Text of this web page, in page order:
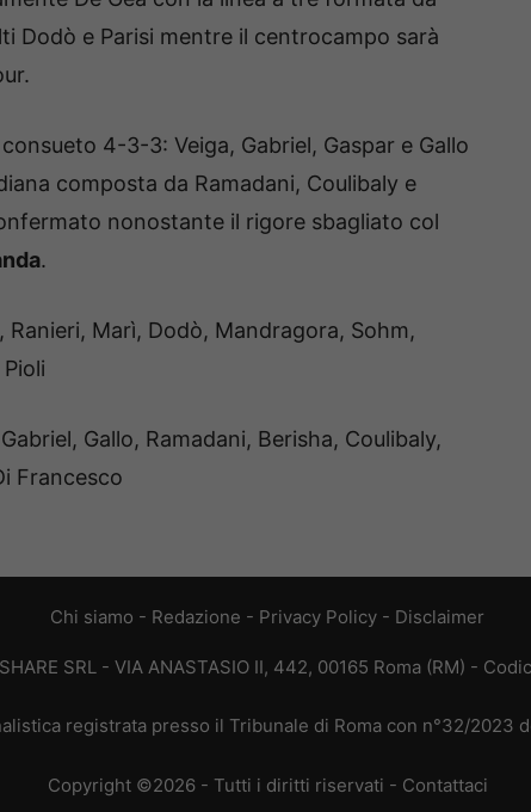
Dodò e Parisi mentre il centrocampo sarà
4-3-3: Veiga, Gabriel, Gaspar e Gallo
composta da Ramadani, Coulibaly e
nonostante il rigore sbagliato col
.
Ranieri, Marì, Dodò, Mandragora, Sohm,
Gallo, Ramadani, Berisha, Coulibaly,
Francesco
Chi siamo - Redazione - Privacy Policy - Disclaimer
SRL - VIA ANASTASIO II, 442, 00165 Roma (RM) -
registrata presso il Tribunale di Roma con n°32/2023
Copyright ©2026 - Tutti i diritti riservati - Contattaci